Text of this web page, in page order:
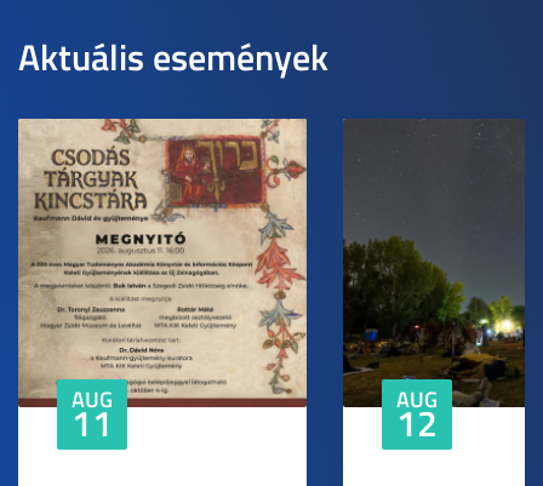
Aktuális események
AUG
11 AUG
12